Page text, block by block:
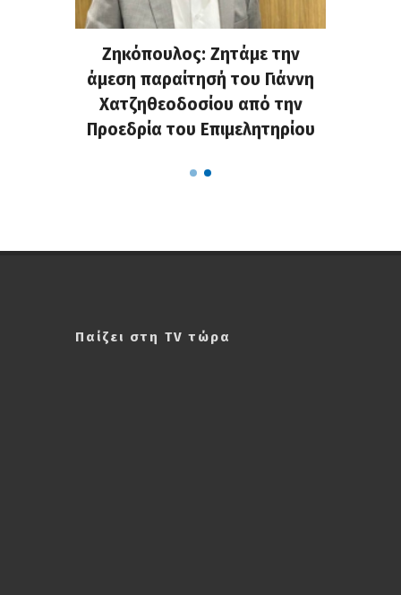
Ζηκόπουλος: Ζητάμε την
άμεση παραίτησή του Γιάννη
Χατζηθεοδοσίου από την
Προεδρία του Επιμελητηρίου
Παίζει στη TV τώρα